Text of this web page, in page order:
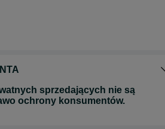
sprzedających nie są
ochrony konsumentów.